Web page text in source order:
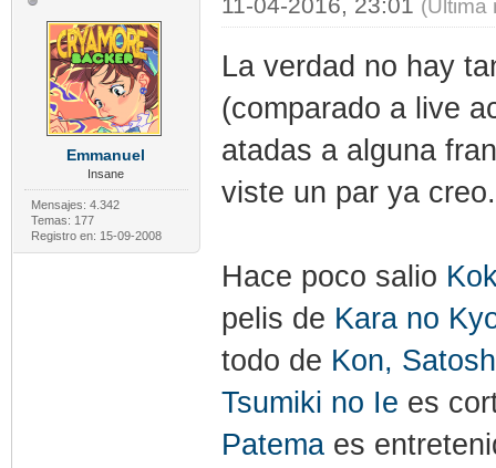
Emmanuel
Insane
Mensajes: 4.342
Temas: 177
Registro en: 15-09-2008
11-04-2016, 23:01 (Última
La verdad no hay
(comparado a live
atadas a alguna
viste un par ya creo.
Hace poco salio
pelis de Kara no
todo de Kon,
Tsumiki no Ie es
Patema es